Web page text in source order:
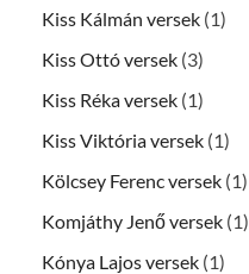
Kiss Kálmán versek (1)
Kiss Ottó versek (3)
Kiss Réka versek (1)
Kiss Viktória versek (1)
Kölcsey Ferenc versek (1)
Komjáthy Jenő versek (1)
Kónya Lajos versek (1)